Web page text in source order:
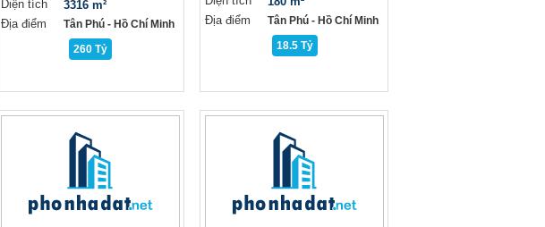
Diện tích
Địa điểm
3316 m²
Tân Phú - Hồ Chí Minh
260 Tỷ
Địa điểm
Tân Phú - Hồ Chí Minh
18.5 Tỷ